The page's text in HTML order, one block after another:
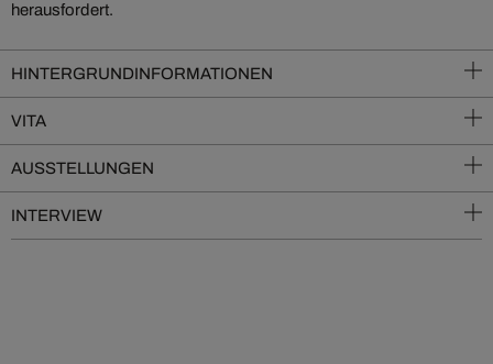
herausfordert.
HINTERGRUNDINFORMATIONEN
VITA
AUSSTELLUNGEN
INTERVIEW